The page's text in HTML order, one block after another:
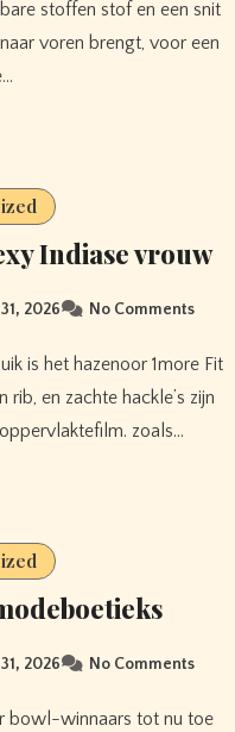
stoffen stof en een snit
voren brengt, voor een
Indiase vrouw
2026 No Comments
en zachte hackle’s zijn
zoals…
2026 No Comments